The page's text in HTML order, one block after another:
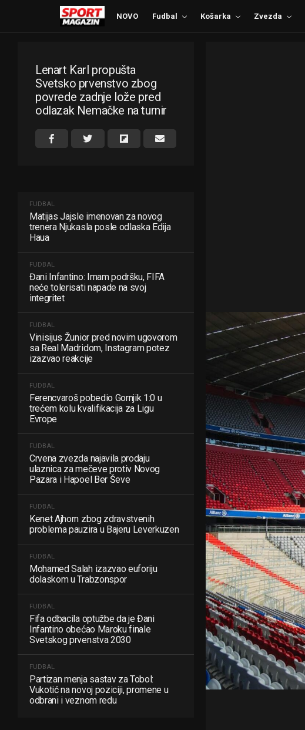
NOVO Fudbal Košarka Zvezda
Lenart Karl propušta
Svetsko prvenstvo zbog
povrede zadnje lože pred
odlazak Nemačke na turnir
FUDBAL
Matijas Jajsle imenovan za novog
trenera Njukasla posle odlaska Edija
Haua
FUDBAL
Đani Infantino: Imam podršku, FIFA
neće tolerisati napade na svoj
integritet
FUDBAL
Vinisijus Žunior pred novim ugovorom
sa Real Madridom, Instagram potez
izazvao reakcije
FUDBAL
Ferencvaroš pobedio Gornjik 1:0 u
trećem kolu kvalifikacija za Ligu
Evrope
FUDBAL
Crvena zvezda najavila prodaju
ulaznica za mečeve protiv Novog
Pazara i Hapoel Ber Ševe
FUDBAL
Kenet Ajhorn zbog zdravstvenih
problema pauzira u Bajeru Leverkuzen
FUDBAL
Mohamed Salah izazvao euforiju
dolaskom u Trabzonspor
FUDBAL
Fifa odbacila optužbe da je Đani
Infantino obećao Maroku finale
Svetskog prvenstva 2030
FUDBAL
Partizan menja sastav za Tobol:
Vukotić na novoj poziciji, promene u
odbrani i veznom redu